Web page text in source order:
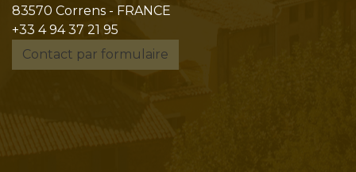
83570 Correns - FRANCE
+33 4 94 37 21 95
Contact par formulaire